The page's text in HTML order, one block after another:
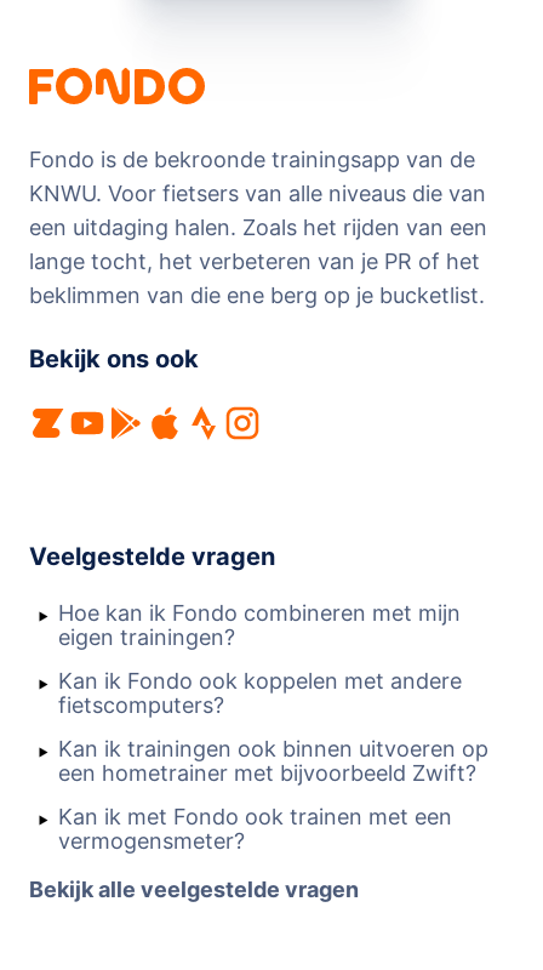
Fondo is de bekroonde trainingsapp van de
KNWU. Voor fietsers van alle niveaus die van
een uitdaging halen. Zoals het rijden van een
lange tocht, het verbeteren van je PR of het
beklimmen van die ene berg op je bucketlist.
Bekijk ons ook
Veelgestelde vragen
Hoe kan ik Fondo combineren met mijn
eigen trainingen?
Kan ik Fondo ook koppelen met andere
fietscomputers?
Kan ik trainingen ook binnen uitvoeren op
een hometrainer met bijvoorbeeld Zwift?
Kan ik met Fondo ook trainen met een
vermogensmeter?
Bekijk alle veelgestelde vragen